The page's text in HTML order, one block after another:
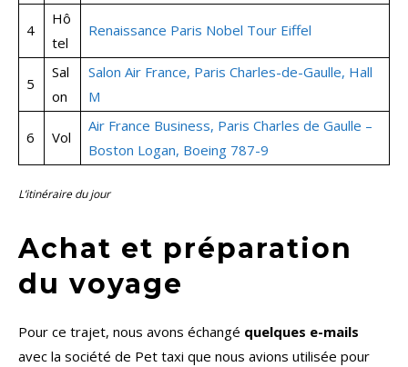
4
Hô
tel
Renaissance Paris Nobel Tour Eiffel
5
Sal
on
Salon Air France, Paris Charles-de-Gaulle, Hall
M
6 Vol
Air France Business, Paris Charles de Gaulle –
Boston Logan, Boeing 787-9
L’itinéraire du jour
Achat et préparation
du voyage
Pour ce trajet, nous avons échangé quelques e-mails
avec la société de Pet taxi que nous avions utilisée pour